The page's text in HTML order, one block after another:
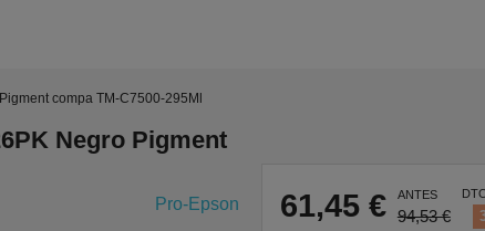
compa TM-C7500-295Ml
Negro Pigment
Pro-Epson 61,45 € ANTES
94,53 €